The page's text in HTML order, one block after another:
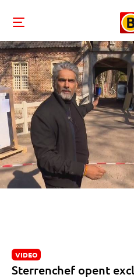
VIDEO
Sterrenchef opent